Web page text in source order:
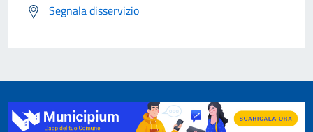
Segnala disservizio